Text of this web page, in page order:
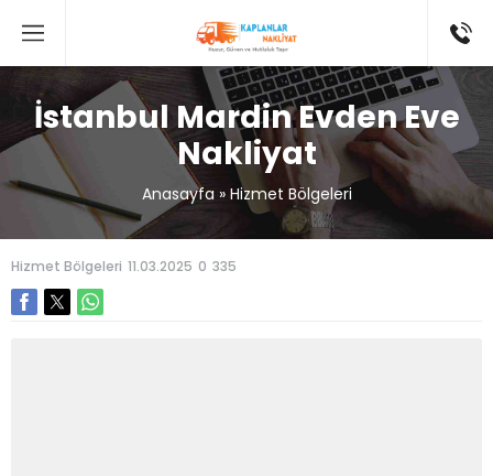
İstanbul Mardin Evden Eve
Nakliyat
Anasayfa» Hizmet Bölgeleri
Hizmet Bölgeleri 11.03.2025 0 335